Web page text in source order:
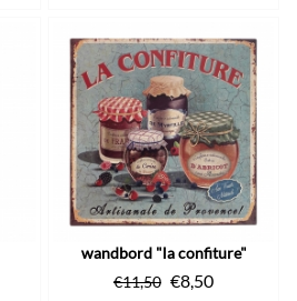
wandbord "la confiture"
€11,50 €8,50